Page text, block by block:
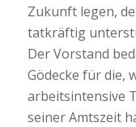
Zukunft legen,
tatkräftig
Der Vorstand
Gödecke für die,
arbeitsintensive
seiner Amtszeit